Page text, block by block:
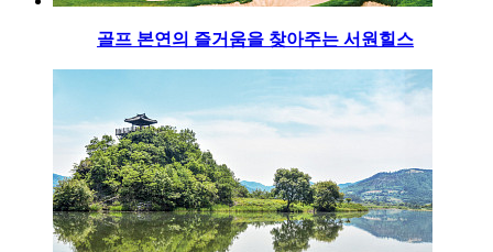
골프 본연의 즐거움을 찾아주는 서원힐스